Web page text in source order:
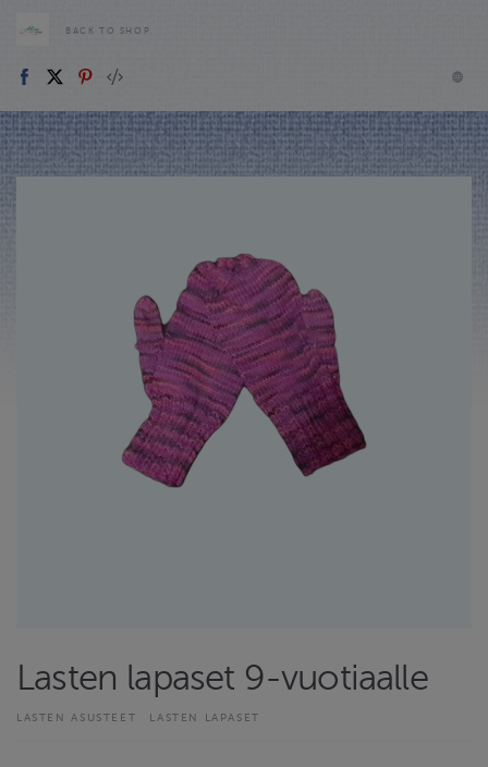
BACK TO SHOP
Lasten lapaset 9-vuotiaalle
LASTEN ASUSTEET LASTEN LAPASET